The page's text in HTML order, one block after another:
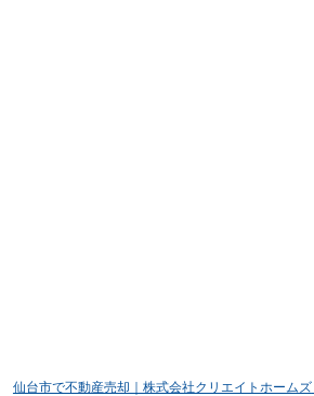
仙台市で不動産売却｜株式会社クリエイトホームズ